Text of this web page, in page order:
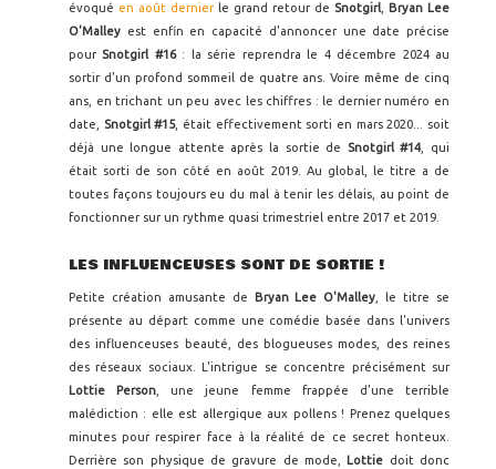
évoqué en août dernierle grand retour de Snotgirl
Bryan Lee
O'Malley est enfin en capacité d'annoncer une date précise
pour Snotgirl #16: la série reprendra le 4 décembre 2024 au
sortir d'un profond sommeil de quatre ans. Voire même de cinq
ans, en trichant un peu avec les chiffres : le dernier numéro en
date,
Snotgirl #15, était effectivement sorti en mars 2020... soit
déjà une longue attente après la sortie de Snotgirl #14, qui
était sorti de son côté en août 2019. Au global, le titre a de
toutes façons toujours eu du mal à tenir les délais, au point de
fonctionner sur un rythme quasi trimestriel entre 2017 et 2019.
LES INFLUENCEUSES SONT DE SORTIE !
Petite création amusante de Bryan Lee O'Malley , le titre se
présente au départ comme une comédie basée dans l'univers
des influenceuses beauté, des blogueuses modes, des reines
des réseaux sociaux. L'intrigue se concentre précisément sur
Lottie Person , une jeune femme frappée d'une terrible
malédiction : elle est allergique aux pollens ! Prenez quelques
minutes pour respirer face à la réalité de ce secret honteux.
Derrière son physique de gravure de mode,
Lottie doit donc